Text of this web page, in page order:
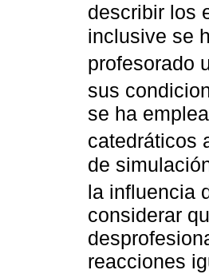
describir los
inclusive se
profesorado
sus
se ha
catedráticos
de
la influencia
considerar
reacciones